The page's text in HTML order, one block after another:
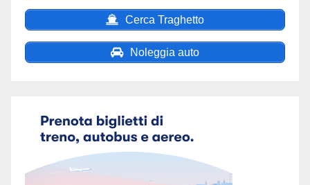
Cerca Traghetto
Noleggia auto